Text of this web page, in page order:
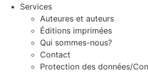
Services
Auteures et auteurs
Éditions imprimées
Qui sommes-nous?
Contact
Protection des données/